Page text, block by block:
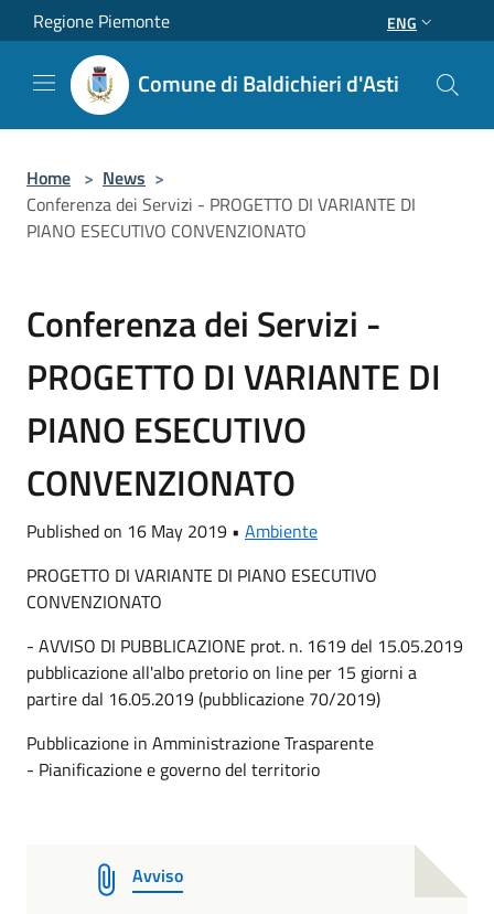
Salta al contenuto principale
Regione Piemonte ENG
Comune di Baldichieri d'Asti
Home > News >
Conferenza dei Servizi - PROGETTO DI VARIANTE DI
PIANO ESECUTIVO CONVENZIONATO
Conferenza dei Servizi -
PROGETTO DI VARIANTE DI
PIANO ESECUTIVO
CONVENZIONATO
Published on 16 May 2019 • Ambiente
PROGETTO DI VARIANTE DI PIANO ESECUTIVO
CONVENZIONATO
- AVVISO DI PUBBLICAZIONE prot. n. 1619 del 15.05.2019
pubblicazione all'albo pretorio on line per 15 giorni a
partire dal 16.05.2019 (pubblicazione 70/2019)
Pubblicazione in Amministrazione Trasparente
- Pianificazione e governo del territorio
Avviso